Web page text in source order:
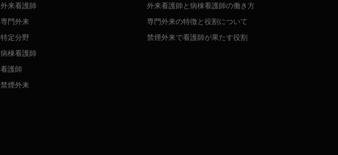
外来看護師
専門外来
特定分野
病棟看護師
看護師
禁煙外来
外来看護師と病棟看護師の働き方
専門外来の特徴と役割について
禁煙外来で看護師が果たす役割